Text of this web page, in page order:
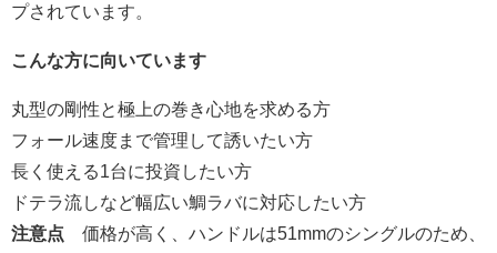
プされています。
こんな方に向いています
丸型の剛性と極上の巻き心地を求める方
フォール速度まで管理して誘いたい方
長く使える1台に投資したい方
ドテラ流しなど幅広い鯛ラバに対応したい方
注意点 価格が高く、ハンドルは51mmのシングルのため、